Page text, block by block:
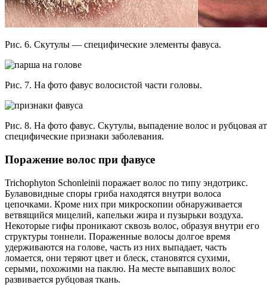
Рис. 6. Скутулы — специфические элементы фавуса.
Рис. 7. На фото фавус волосистой части головы.
Рис. 8. На фото фавус. Скутулы, выпадение волос и рубцовая
специфические признаки заболевания.
Поражение волос при фавусе
Trichophyton Schonleinii поражает волос по типу эндотрикс.
Булавовидные споры гриба находятся внутри волоса
цепочками. Кроме них при микроскопии обнаруживается
ветвящийся мицелий, капельки жира и пузырьки воздуха.
Некоторые гифы проникают сквозь волос, образуя внутри его
структуры тоннели. Пораженные волосы долгое время
удерживаются на голове, часть из них выпадает, часть
ломается, они теряют цвет и блеск, становятся сухими,
серыми, похожими на паклю. На месте выпавших волос
развивается рубцовая ткань.